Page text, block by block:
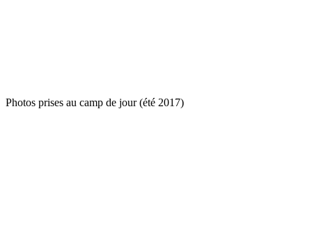
Photos prises au camp de jour (été 2017)